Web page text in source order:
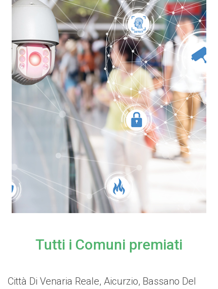
Tutti i Comuni premiati
Città Di Venaria Reale, Aicurzio, Bassano Del